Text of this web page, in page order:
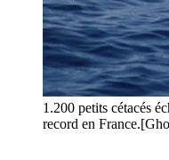
1.200 petits cétacés
record en